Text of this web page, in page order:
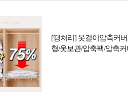
[땡처리] 옷걸이압축커
형/옷보관/압축팩/압축커